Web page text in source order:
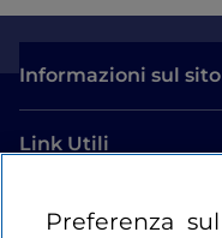
Informazioni sul sito
Link Utili
Login
Preferenza